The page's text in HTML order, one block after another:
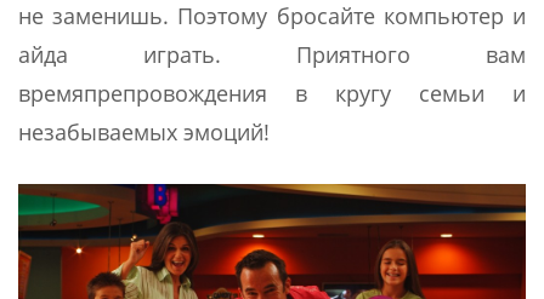
не заменишь. Поэтому бросайте компьютер и
айда играть. Приятного вам
времяпрепровождения в кругу семьи и
незабываемых эмоций!